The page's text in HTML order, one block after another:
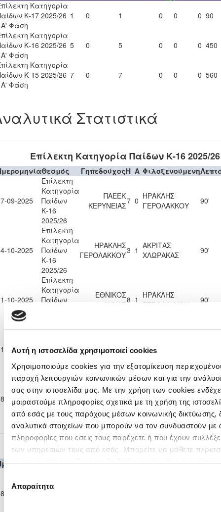
Αυτή η ιστοσελίδα χρησιμοποιεί cookies
Χρησιμοποιούμε cookies για την εξατομίκευση
παροχή λειτουργιών κοινωνικών μέσων και για την
σας στην ιστοσελίδα μας. Με την χρήση των cookies
μοιραστούμε πληροφορίες σχετικά με τη χρήση της
από εσάς με τους παρόχους μέσων κοινωνικής δικτύωσης,
αναλυτικά στοιχείων που μπορούν να τον συνδυαστούν με
πληροφορίες που εσείς τους παρέχετε ή που έχουν
των υπηρεσιών τους από εσάς. Μπορείτε να μάθετε
συγκατάθεσης
Απαραίτητα
Κατηγορία
Κ-17 2025/26
Φάση
1 0 1 0 0 0 90
Κατηγορία
Κ-16 2025/26
Φάση
5 0 5 0 0 0 450
Κατηγορία
Κ-15 2025/26
Φάση
7 0 7 0 0 0 560
Στατιστικά
Επίλεκτη Κατηγορία Παίδων Κ-16 2025/26
Θεσμός ΓηπεδούχοςH A Φιλοξενούμενη
09-2025
Επίλεκτη
Κατηγορία
Παίδων
Κ-16
2025/26
ΠΑΕΕΚ
ΚΕΡΥΝΕΙΑΣ7 0 ΗΡΑΚΛΗΣ
ΓΕΡΟΛΑΚΚΟΥ
90'
10-2025
Επίλεκτη
Κατηγορία
Παίδων
Κ-16
2025/26
ΗΡΑΚΛΗΣ
ΓΕΡΟΛΑΚΚΟΥ3 1 ΑΚΡΙΤΑΣ
ΧΛΩΡΑΚΑΣ
90'
10-2025
Επίλεκτη
Κατηγορία
Παίδων
ΕΘΝΙΚΟΣ
ΑΧΝΑΣ8 1 ΗΡΑΚΛΗΣ
ΓΕΡΟΛΑΚΚΟΥ
90'
11-2025
Επίλεκτη
Παίδων
2025/26
ΛΑΚΑΤΑΜΙΑΣ3 1 ΓΕΡΟΛΑΚΚΟΥ
11-2025
Επίλεκτη
Κατηγορία
Παίδων
Κ-16
2025/26
ΗΡΑΚΛΗΣ
ΓΕΡΟΛΑΚΚΟΥ1 11
ΔΙΓΕΝΗΣ
ΑΚΡΙΤΑΣ
ΜΟΡΦΟΥ
90'
Επίλεκτη Κατηγορία Παίδων Κ-15 2025/26
10-2025
Κατηγορία
Παίδων